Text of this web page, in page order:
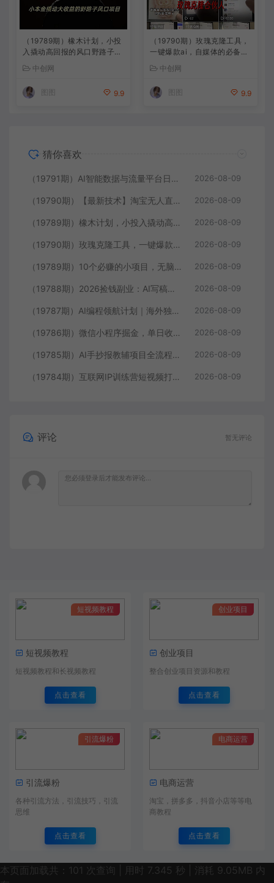
（19789期）橡木计划，小投
入撬动高回报的风口野路子项
中创网
图图 9.9
（19790期）玫瑰克隆工具，
一键爆款ai，自媒体的必备神
中创网
图图 9.9
猜你喜欢
（19791期）AI智能数据与流量平台日收300+｜自动化流量变现新项目 2026-08-09
（19790期）【最新技术】淘宝无人直播，一天搞1000+，独家技术，无违规封号，可矩阵开播，长期稳定 2026-08-09
（19789期）橡木计划，小投入撬动高回报的风口野路子项目，一天投入2小时左右 2026-08-09
（19790期）玫瑰克隆工具，一键爆款ai，自媒体的必备神器，50多个功能，详细教程 2026-08-09
（19789期）10个必赚的小项目，无脑简单，百分百有利润，副业的首选，日入300+ 2026-08-09
（19788期）2026捡钱副业：AI写稿一单5张，免费派单群，0门槛直接干 2026-08-09
（19787期）AI编程领航计划｜海外独立站实战｜多Agent一键建站｜站点开发测试｜冷启动引流｜数据复盘｜出海变现完整教程 2026-08-09
（19786期）微信小程序掘金，单日收益稳定300+，四种收入来源，真正的靠谱可落地项目 2026-08-09
（19785期）AI手抄报教辅项目全流程：对标拆解×封面制作×AI原创内容×多平台发布×私域引流×网盘变现 2026-08-09
（19784期）互联网IP训练营短视频打造课；先忘掉错误认知，解析百亿曝光真相，重新树立内容创作方向感与收入模型认知 2026-08-09
评论 暂无评论
短视频教程
短视频教程
短视频教程和长视频教程
点击查看
创业项目
创业项目
整合创业项目资源和教程
点击查看
引流爆粉
引流爆粉
各种引流方法，引流技巧，引流
思维
点击查看
电商运营
电商运营
淘宝，拼多多，抖音小店等等电
商教程
点击查看
本页面加载共：101 次查询 | 用时 7.345 秒 | 消耗 9.05MB 内